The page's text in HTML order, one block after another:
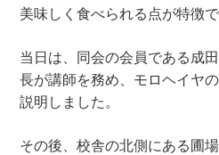
美味しく食べられる点が特徴で
当日は、同会の会員である成
長が講師を務め、モロヘイヤ
説明しました。
その後、校舎の北側にある圃